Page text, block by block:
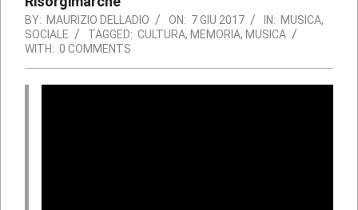
BY: MAURIZIO DELLADIO ON: 7 GIU 2017 IN: MUSICA,
SOCIALE
TAGGED: CULTURA, MEMORIA, MUSICA
WITH: 0 COMMENTS